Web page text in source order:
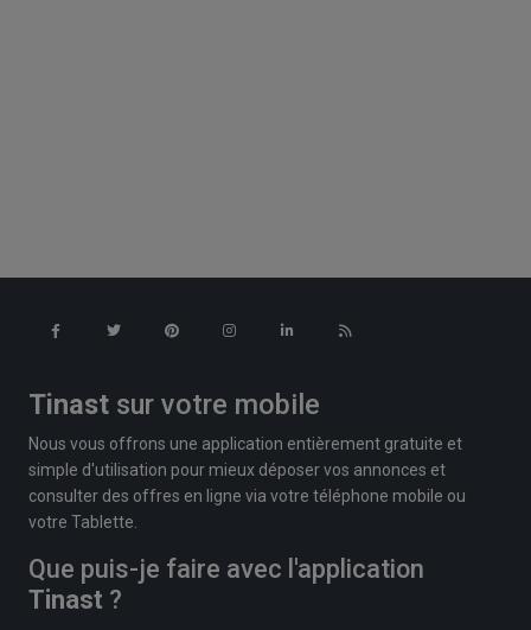
Tinast sur votre mobile
Nous vous offrons une application entièrement gratuite et
simple d'utilisation pour mieux déposer vos annonces et
consulter des offres en ligne via votre téléphone mobile ou
votre Tablette.
Que puis-je faire avec l'application
Tinast ?